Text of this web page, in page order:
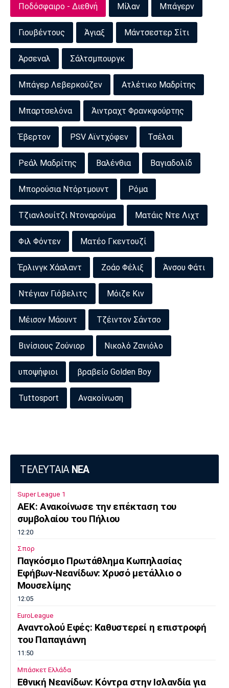
Ποδόσφαιρο - Διεθνή Μίλαν Μπάγερν
Γιουβέντους Άγιαξ Μάντσεστερ Σίτι
Άρσεναλ Σάλτσμπουργκ
Μπάγερ Λεβερκούζεν Ατλέτικο Μαδρίτης
Μπαρτσελόνα Άιντραχτ Φρανκφούρτης
Έβερτον PSV Αϊντχόφεν Τσέλσι
Ρεάλ Μαδρίτης Βαλένθια Βαγιαδολίδ
Μπορούσια Ντόρτμουντ Ρόμα
Τζιανλουίτζι Ντοναρούμα Ματάις Ντε Λιχτ
Φιλ Φόντεν Ματέο Γκεντουζί
Έρλινγκ Χάαλαντ Ζοάο Φέλιξ Άνσου Φάτι
Ντέγιαν Γιόβελιτς Μόιζε Κιν
Μέισον Μάουντ Τζέιντον Σάντσο
Βινίσιους Ζούνιορ Νικολό Ζανιόλο
υποψήφιοι βραβείο Golden Boy
Tuttosport Ανακοίνωση
ΤΕΛΕΥΤΑΙΑ ΝΕΑ
Super League 1
ΑΕΚ: Ανακοίνωσε την επέκταση του
συμβολαίου του Πήλιου
12:20
Σπορ
Παγκόσμιο Πρωτάθλημα Κωπηλασίας
Εφήβων-Νεανίδων: Χρυσό μετάλλιο ο
Μουσελίμης
12:05
EuroLeague
Αναντολού Εφές: Καθυστερεί η επιστροφή
του Παπαγιάννη
11:50
Μπάσκετ Ελλάδα
Εθνική Νεανίδων: Κόντρα στην Ισλανδία για